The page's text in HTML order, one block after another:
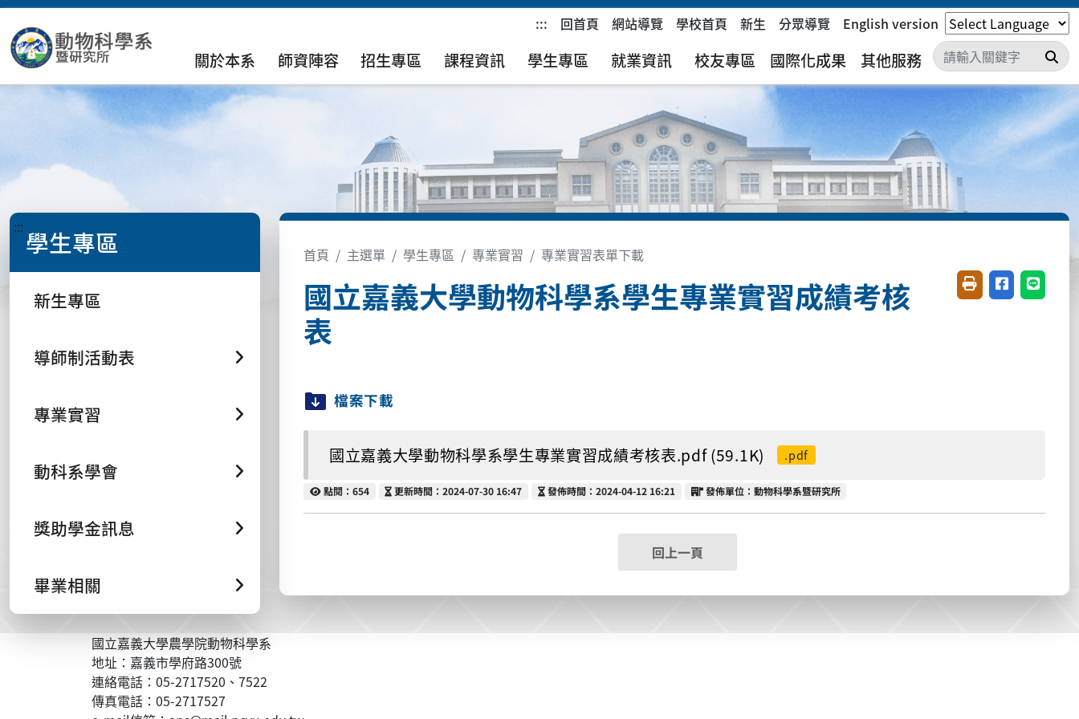
::: 回首頁 網站導覽 學校首頁 新生 分眾導覽 English version
關於本系 師資陣容 招生專區 課程資訊 學生專區 就業資訊 校友專區 國際化成果 其他服務 搜
::: 學生專區
新生專區
導師制活動表
專業實習
動科系學會
獎助學金訊息
畢業相關
首頁 主選單 學生專區 專業實習 專業實習表單下載
國立嘉義大學動物科學系學生專業實習成績考核
表
友善列印(開新視窗)
分享至臉書(
分享至
檔案下載
國立嘉義大學動物科學系學生專業實習成績考核表.pdf (59.1K) .pdf
點閱
點閱：654 更新時間
更新時間：2024-07-30 16:47 發佈時間
發佈時間：2024-04-12 16:21 發佈單位
發佈單位：動物科學系暨研究所
回上一頁
國立嘉義大學農學院動物科學系
地址：嘉義市學府路300號
連絡電話：05-2717520、7522
傳真電話：05-2717527